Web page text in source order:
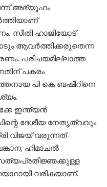
അഭ്യൂഹം
സീതി ഹാജിയോട്
ആവർത്തിക്കരുതെന്ന
പരിചയമില്ലാത്ത
പകരം
പി കെ ബഷീറിനെ
ഇന്ത്യൻ
ദേശീയ നേതൃത്വവും
വിജയ് വരുന്നത്
ഹിമാചൽ
സത്യപ്രതിജ്ഞക്കുള്ള
വരികയാണ്.